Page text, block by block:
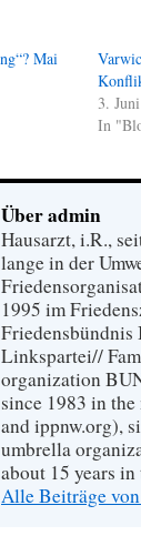
Mai
3.
In
Über admin
Hausarzt, i.R.,
lange in der
1995 im
Friedensbündnis
Linkspartei//
organization
since 1983 in
and ippnw.org),
umbrella
about 15 years
Alle Beiträge